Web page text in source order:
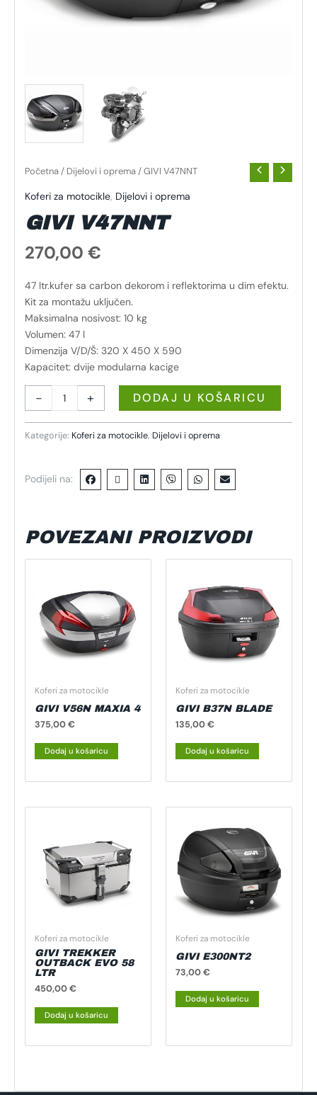
Početna / Dijelovi i oprema / GIVI V47NNT
Koferi za motocikle, Dijelovi i oprema
GIVI V47NNT
270,00 €
47 ltr.kufer sa carbon dekorom i reflektorima u dim efektu.
Kit za montažu uključen.
Maksimalna nosivost: 10 kg
Volumen: 47 l
Dimenzija V/D/Š: 320 X 450 X 590
Kapacitet: dvije modularna kacige
- + DODAJ U KOŠARICU
Kategorije: Koferi za motocikle, Dijelovi i oprema
Podijeli na:
POVEZANI PROIZVODI
Koferi za motocikle
GIVI V56N MAXIA 4
375,00€
Dodaj u košaricu
Koferi za motocikle
GIVI B37N BLADE
135,00€
Dodaj u košaricu
Koferi za motocikle
GIVI TREKKER
OUTBACK EVO 58
LTR
450,00€
Dodaj u košaricu
Koferi za motocikle
GIVI E300NT2
73,00€
Dodaj u košaricu